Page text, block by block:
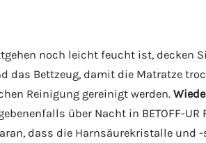
noch leicht feucht ist, decken
das Bettzeug, damit die Matratze
Reinigung gereinigt werden.
über Nacht in BETOFF-
dass die Harnsäurekristalle